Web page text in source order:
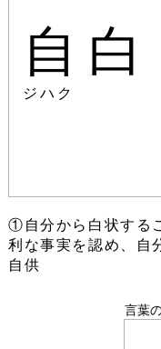
自白
ジハク
①自分から白状する
利な事実を認め、自
自供
言葉